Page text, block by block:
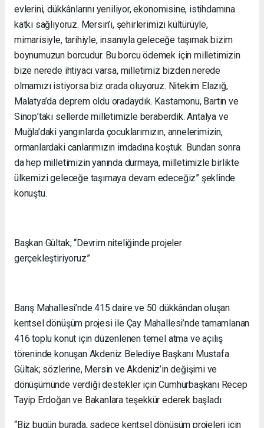
evlerini, dükkânlarını yeniliyor, ekonomisine, istihdamına
katkı sağlıyoruz. Mersin’i, şehirlerimizi kültürüyle,
mimarisiyle, tarihiyle, insanıyla geleceğe taşımak bizim
boynumuzun borcudur. Bu borcu ödemek için milletimizin
bize nerede ihtiyacı varsa, milletimiz bizden nerede
olmamızı istiyorsa biz orada oluyoruz. Nitekim Elazığ,
Malatya’da deprem oldu oradaydık. Kastamonu, Bartın ve
Sinop’taki sellerde milletimizle beraberdik. Antalya ve
Muğla’daki yangınlarda çocuklarımızın, annelerimizin,
ormanlardaki canlarımızın imdadına koştuk. Bundan sonra
da hep milletimizin yanında durmaya, milletimizle birlikte
ülkemizi geleceğe taşımaya devam edeceğiz” şeklinde
konuştu.
Başkan Gültak; “Devrim niteliğinde projeler
gerçekleştiriyoruz”
Barış Mahallesi’nde 415 daire ve 50 dükkândan oluşan
kentsel dönüşüm projesi ile Çay Mahallesi’nde tamamlanan
416 toplu konut için düzenlenen temel atma ve açılış
töreninde konuşan Akdeniz Belediye Başkanı Mustafa
Gültak; sözlerine, Mersin ve Akdeniz’in değişimi ve
dönüşümünde verdiği destekler için Cumhurbaşkanı Recep
Tayip Erdoğan ve Bakanlara teşekkür ederek başladı.
“Biz bugün burada, sadece kentsel dönüşüm projeleri için